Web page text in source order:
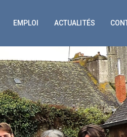
EMPLOI ACTUALITÉS